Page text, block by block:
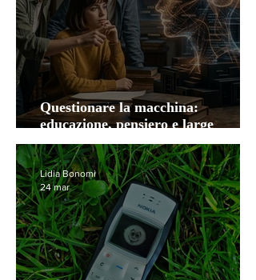
Questionare la macchina:
educazione, pensiero e large
language models
Lidia Bonomi
24 mar